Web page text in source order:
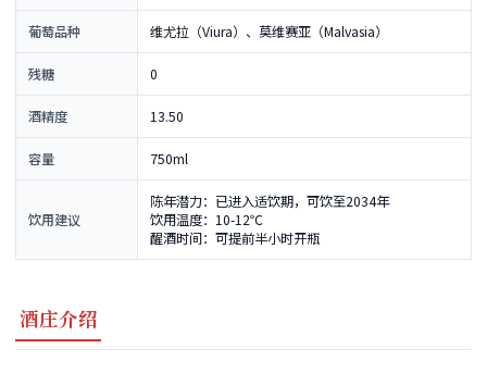
葡萄品种 维尤拉（Viura）、莫维赛亚（Malvasia）
残糖 0
酒精度 13.50
容量 750ml
饮用建议
陈年潜力：已进入适饮期，可饮至2034年
饮用温度：10-12℃
醒酒时间：可提前半小时开瓶
酒庄介绍